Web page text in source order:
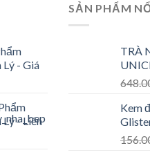
Lý - Giá
- Liên
SẢN PHẨM
TRÀ
Kem